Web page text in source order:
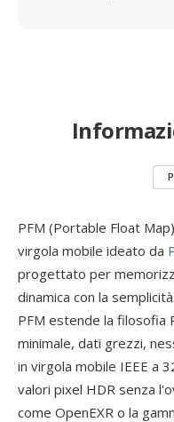
PFM (Portable Float
virgola mobile ideato da
progettato per
dinamica con la
PFM estende la
minimale, dati grezzi,
in virgola mobile IEEE a
valori pixel HDR senza
come OpenEXR o la